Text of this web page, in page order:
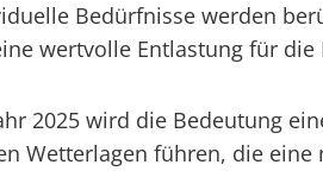
Bedürfnisse werden
wertvolle Entlastung für
2025 wird die Bedeutung
Wetterlagen führen, die